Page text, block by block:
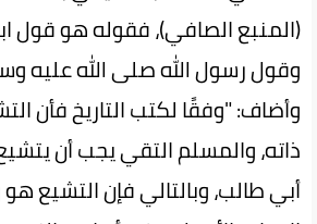
(المنبع الصافي)، فقوله هو قول
وقول رسول الله صلى الله عليه
وأضاف: "وفقًا لكتب التاريخ فأن
ذاته، والمسلم التقي يجب أن
أبي طالب، وبالتالي فإن التشيع